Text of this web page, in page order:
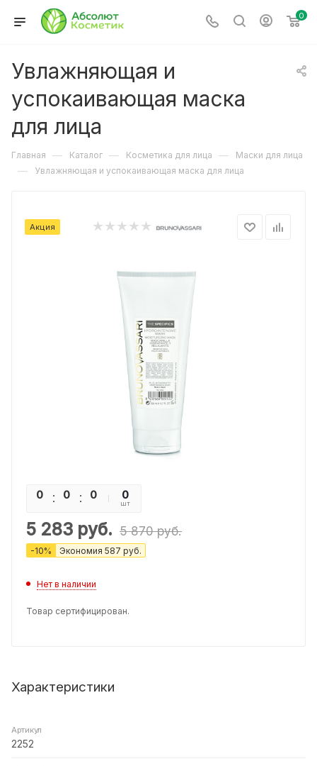
0
Увлажняющая и
успокаивающая маска
для лица
Главная — Каталог — Косметика для лица — Маски для лица
— Увлажняющая и успокаивающая маска для лица
Акция
0 0 0 00
шт
5 283 руб. 5 870руб.
-10% Экономия 587 руб.
Нет в наличии
Товар сертифицирован.
Характеристики
Артикул
2252